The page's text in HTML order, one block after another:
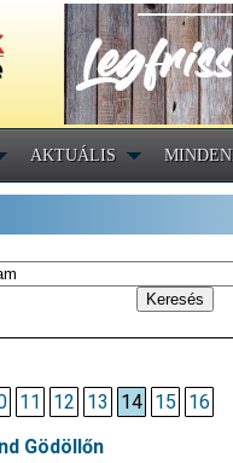
AKTUÁLIS
11 12 13 14 15
16
Gödöllőn